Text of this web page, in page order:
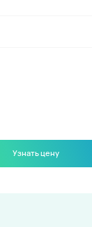
Узнать цену